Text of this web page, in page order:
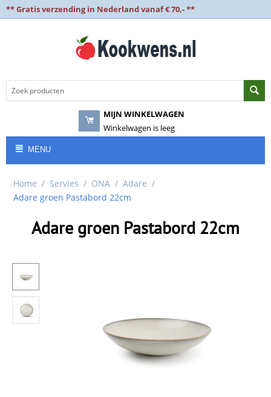
** Gratis verzending in Nederland vanaf € 70,- **
MIJN WINKELWAGEN
Winkelwagen is leeg
MENU
Home / Servies / ONA / Adare /
Adare groen Pastabord 22cm
Adare groen Pastabord 22cm